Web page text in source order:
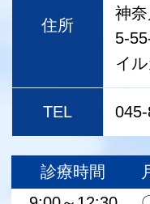
住所
神
5-
イ
TEL
診療時間